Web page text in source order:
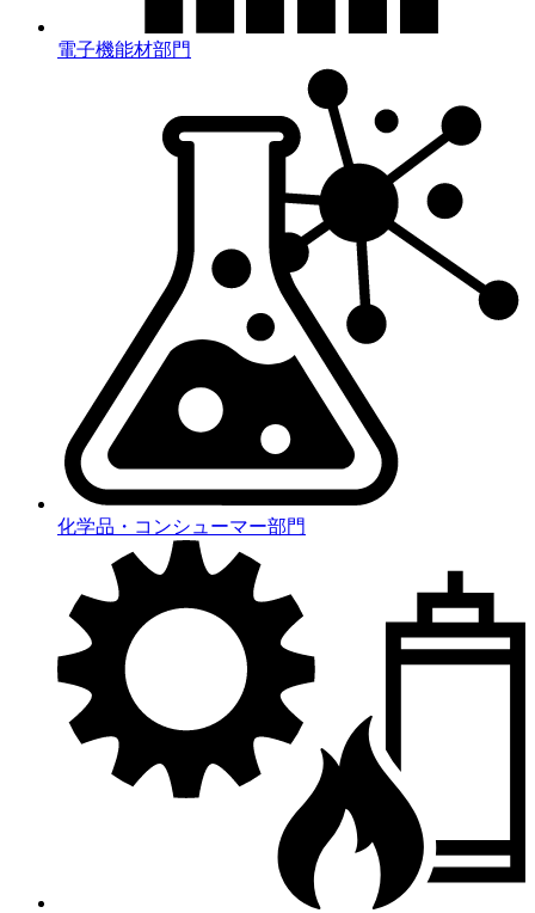
電子機能材部門
化学品・コンシューマー部門